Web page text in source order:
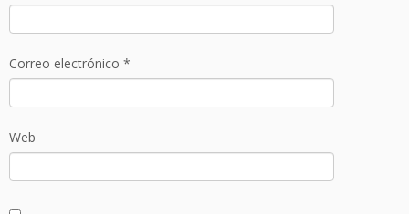
Correo electrónico *
Web